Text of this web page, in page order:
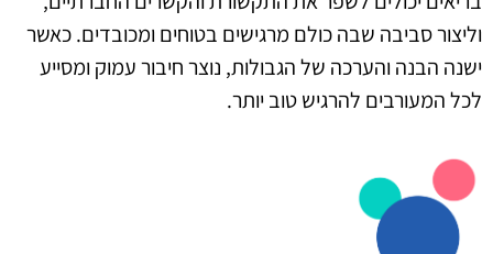
וליצור סביבה שבה כולם מרגישים בטוחים ומכובדים. כאשר
ישנה הבנה והערכה של הגבולות, נוצר חיבור עמוק ומסייע
לכל המעורבים להרגיש טוב יותר.